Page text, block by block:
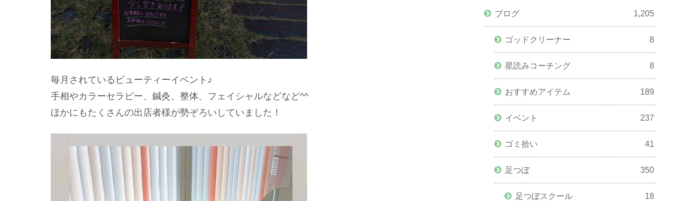
毎月されているビューティーイベント♪
手相やカラーセラピー、鍼灸、整体、フェイシャルなどなど^^
ほかにもたくさんの出店者様が勢ぞろいしていました！
ブログ 1,205
ゴッドクリーナー 8
星読みコーチング 8
おすすめアイテム 189
イベント 237
ゴミ拾い 41
足つぼ 350
足つぼスクール 18